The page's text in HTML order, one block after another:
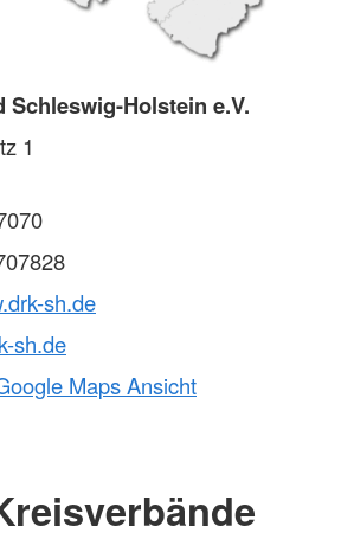
Schleswig-Holstein e.V.
1
sh.de
sh.de
Maps Ansicht